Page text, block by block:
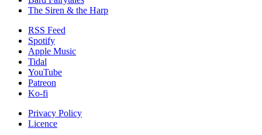
The Siren & the Harp
RSS Feed
Spotify
Apple Music
Tidal
YouTube
Patreon
Ko-fi
Privacy Policy
Licence